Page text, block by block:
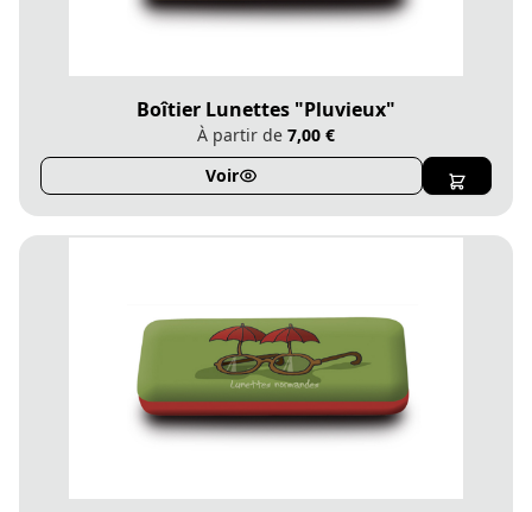
Boîtier Lunettes "Pluvieux"
À partir de 7,00 €
Voir